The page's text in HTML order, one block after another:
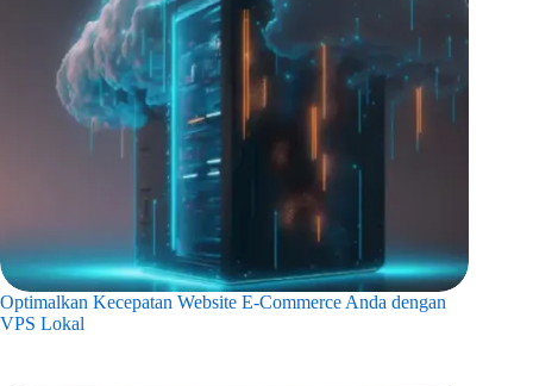
Optimalkan Kecepatan Website E-Commerce Anda dengan
VPS Lokal